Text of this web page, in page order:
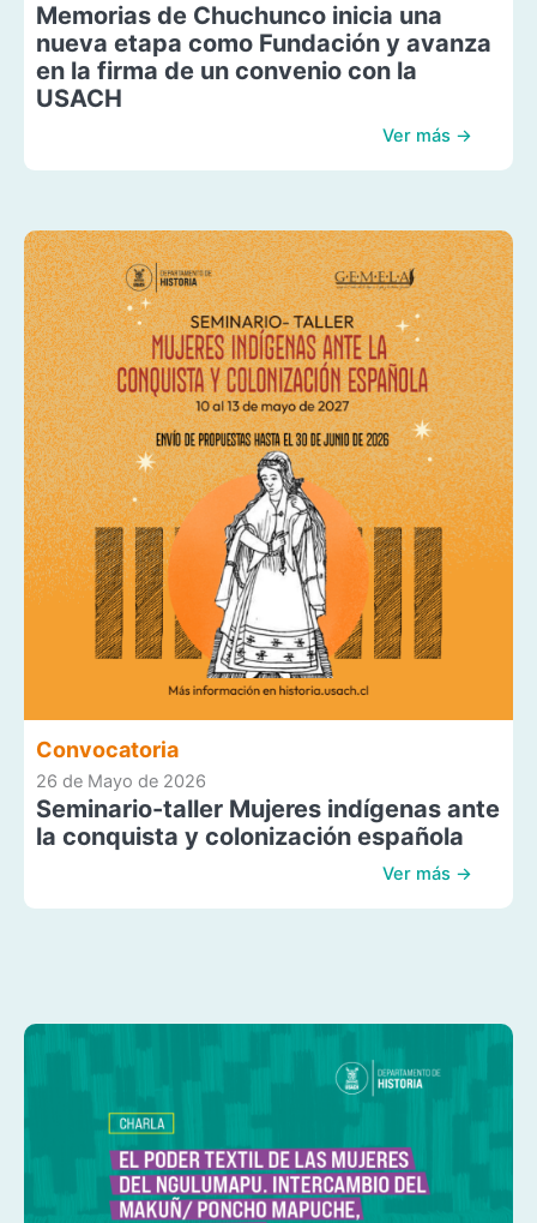
Memorias de Chuchunco inicia una
nueva etapa como Fundación y avanza
en la firma de un convenio con la
USACH
Ver más →
Convocatoria
26 de Mayo de 2026
Seminario-taller Mujeres indígenas ante
la conquista y colonización española
Ver más →